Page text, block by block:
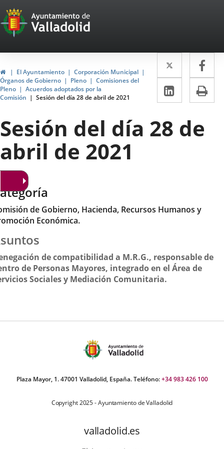
Portal
Web
del
Ayuntamiento
de
Valladolid
HomeEl Ayuntamiento
Corporación Municipal
Órganos de Gobierno
Pleno
Comisiones del
Pleno
Acuerdos adoptados por la
Comisión
Sesión del día 28 de abril de 2021
Twitter
Enlace
a
una
externa.
a
Linkedin
Enlace
a
una
Sesión del día 28 de
abril de 2021
de Gobierno, Hacienda, Recursos Humanos y
Económica.
de compatibilidad a M.R.G., responsable de
de Personas Mayores, integrado en el Área de
Sociales y Mediación Comunitaria.
Plaza Mayor, 1. 47001 Valladolid, España. Teléfono:+34 983 426 100
Copyright 2025 - Ayuntamiento de Valladolid
valladolid.es